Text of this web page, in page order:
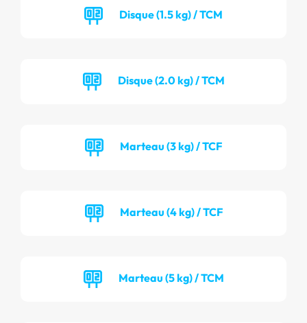
Disque (1.5 kg) / TCM
Disque (2.0 kg) / TCM
Marteau (3 kg) / TCF
Marteau (4 kg) / TCF
Marteau (5 kg) / TCM